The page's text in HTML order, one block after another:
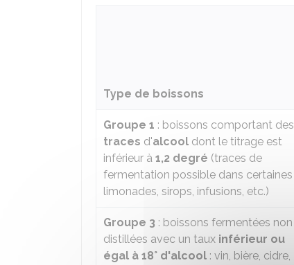
Type de boissons
Groupe 1 : boissons comportant des
traces d'alcool dont le titrage est
inférieur à 1,2 degré (traces de
fermentation possible dans certaines
limonades, sirops, infusions, etc.)
Groupe 3 : boissons fermentées non
distillées avec un taux inférieur ou
égal à 18° d'alcool : vin, bière, cidre,